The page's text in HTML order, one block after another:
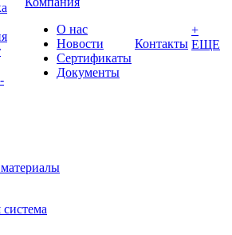
О нас
Новости
Сертификаты
Документы
Контакты
+
ЕЩЕ